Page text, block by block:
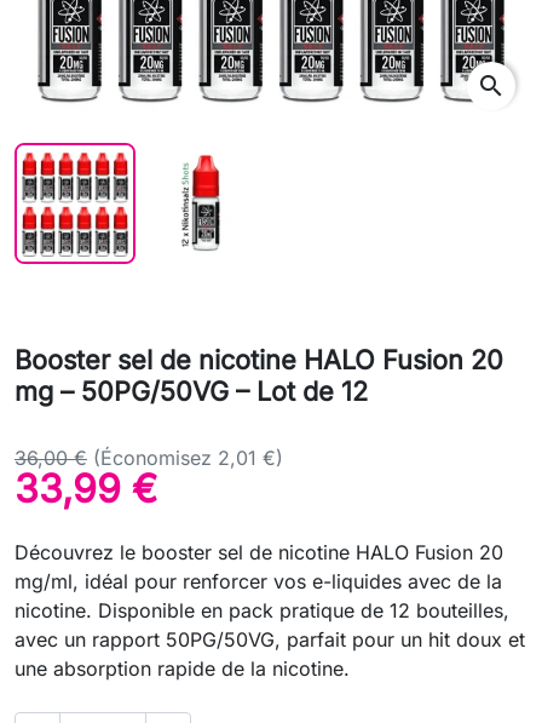
search
Booster sel de nicotine HALO Fusion 20
mg – 50PG/50VG – Lot de 12
36,00 € (Économisez 2,01 €)
33,99 €
Découvrez le booster sel de nicotine HALO Fusion 20
mg/ml, idéal pour renforcer vos e-liquides avec de la
nicotine. Disponible en pack pratique de 12 bouteilles,
avec un rapport 50PG/50VG, parfait pour un hit doux et
une absorption rapide de la nicotine.